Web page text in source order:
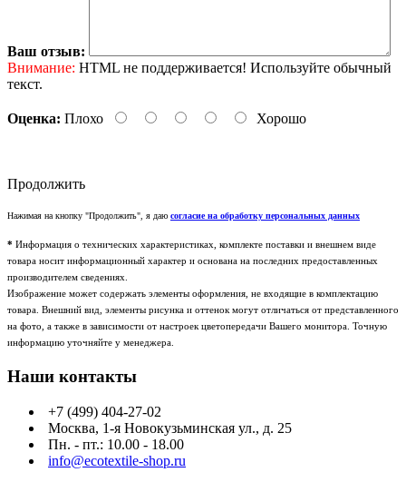
Ваш отзыв:
Внимание: HTML не поддерживается! Используйте обычный
текст.
Оценка: Плохо Хорошо
Продолжить
Нажимая на кнопку "Продолжить", я даю согласие на обработку персональных данных
* Информация о технических характеристиках, комплекте поставки и внешнем виде
товара носит информационный характер и основана на последних предоставленных
производителем сведениях.
Изображение может содержать элементы оформления, не входящие в комплектацию
товара. Внешний вид, элементы рисунка и оттенок могут отличаться от представленного
на фото, а также в зависимости от настроек цветопередачи Вашего монитора. Точную
информацию уточняйте у менеджера.
Наши контакты
+7 (499) 404-27-02
Москва, 1-я Новокузьминская ул., д. 25
Пн. - пт.: 10.00 - 18.00
info@ecotextile-shop.ru